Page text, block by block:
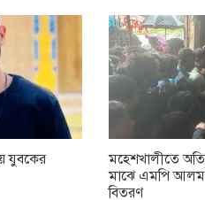
যুবকের
মহেশখালীতে
মাঝে এমপি
বিতরণ